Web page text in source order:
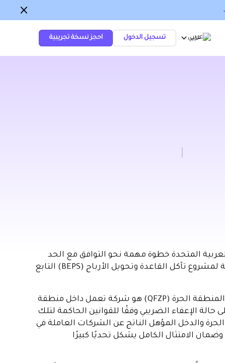
عربي تسجيل الدخول احجز نسخة تجريبية
المتحدة خطوة مهمة نحو التوافق مع الحد
الأدنى من المعايير الضريبية العالمية الموضحة في الركيزة الثانية لمشروع تآكل القاعدة وتحويل الأرباح (BEPS) التابع
وفقًا للتشريعات الضريبية للشركات، فإن الشخص المؤهل في المنطقة الحرة (QFZP) هو شركة تعمل داخل منطقة
معدل ضريبة بنسبة 0٪) وتحافظ على حالة الإعفاء الضريبي وفقًا للقوانين الحاكمة لتلك
والدخل المؤهل الناتج عن الشركات العاملة في
الامتثال الكامل يشكل تحديًا كبيرًا